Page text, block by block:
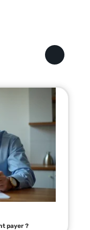
payer ?